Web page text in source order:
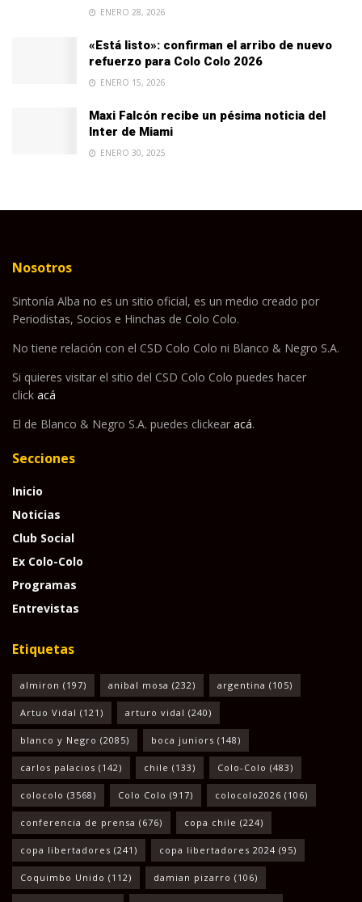
ENERO 28, 2026
«Está listo»: confirman el arribo de nuevo
refuerzo para Colo Colo 2026
ENERO 15, 2026
Maxi Falcón recibe un pésima noticia del
Inter de Miami
ENERO 30, 2025
Nosotros
Sintonía Alba no es un sitio oficial, es un medio creado por
Periodistas, Socios e Hinchas de Colo Colo.
No tiene relación con el CSD Colo Colo ni Blanco & Negro S.A.
Si quieres visitar el sitio del CSD Colo Colo puedes hacer
click acá
El de Blanco & Negro S.A. puedes clickear acá.
Secciones
Inicio
Noticias
Club Social
Ex Colo-Colo
Programas
Entrevistas
Etiquetas
almiron (197) anibal mosa (232) argentina (105)
Artuo Vidal (121) arturo vidal (240)
blanco y Negro (2085) boca juniors (148)
carlos palacios (142) chile (133) Colo-Colo (483)
colocolo (3568) Colo Colo (917) colocolo2026 (106)
conferencia de prensa (676) copa chile (224)
copa libertadores (241) copa libertadores 2024 (95)
Coquimbo Unido (112) damian pizarro (106)